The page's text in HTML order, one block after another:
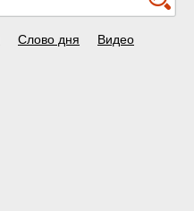
Слово дня Видео